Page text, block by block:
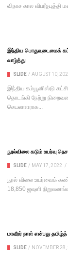
விநாச கால விபரீதபுத்தி
இந்திய பொதுவுடைமைக்
வாழ்த்து
SLIDE / AUGUST 10,
இந்திய கம்யூனிஸ்டு
தொடங்கி நேற்று
செயலாளராக...
நூல்விலை கடும் உயர்வு
SLIDE / MAY 17, 2022 /
நூல் விலை உயர்வைக்
18,850 ஜவுளி
மாவீரர் நாள் என்பது
SLIDE / NOVEMBER 28,